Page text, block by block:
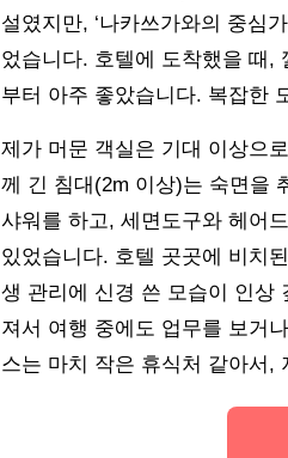
설였지만, ‘나카쓰가와의 중심
었습니다. 호텔에 도착했을 때,
부터 아주 좋았습니다. 복잡한
제가 머문 객실은 기대 이상으
께 긴 침대(2m 이상)는 숙면을
샤워를 하고, 세면도구와 헤어
있었습니다. 호텔 곳곳에 비치
생 관리에 신경 쓴 모습이 인상
져서 여행 중에도 업무를 보거
스는 마치 작은 휴식처 같아서,